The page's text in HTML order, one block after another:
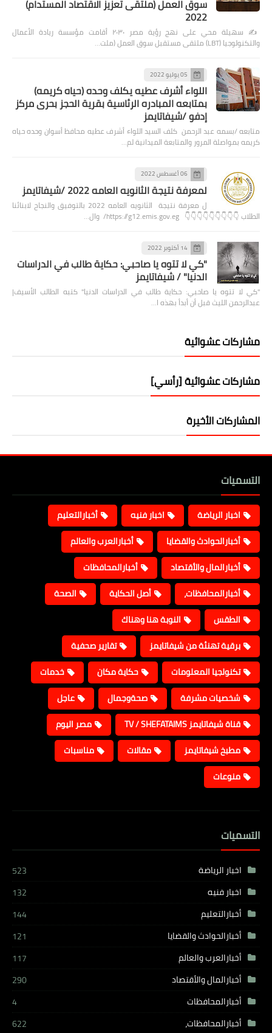
سوق العمل (ملتقى تعزيز الاقتصاد المستدام)
2022
✍️ سهيلة محي على نهج رؤية مصر ٢٠٣٠ أقامت مؤسسة ريادة الأعمال
والتكنولوجيا (LBT) ملتقى مستقبل سوق العمل (ملت…
05 يوليو 2022
اللواء أشرف عطيه يكلف وحده (حياه كريمه)
بمتابعه المبادره الرئاسية بقرية الحجز بحرى مركز
إدفو /شيفاتايمز
متابعه /بسمه عبد الرحمن كلف السيد اللواء أشرف عطيه محافظ أسوان وحده حياه
كريمه بمواصلة المرور والمتابعة الميدانية لم…
06 أغسطس 2022
لمعرفة نتيجة الثانويه العامه 2022 /شيفاتايمز
ل معرفة نتيجة الثانويه العامه 2022 بالتوفيق والنجاح لابنائنا
الطلاب 👇👇👇👇👇👇👇👇👇 https://g12.emis.gov.eg/ وال…
14 أكتوبر 2022
"كي لا تتوه يا صاحبي: حكاية طالب في الدراسات
الدنيا" / شيفاتايمز
"كي لا تتوه يا صاحبي: حكاية طالب في الدراسات الدنيا" كتبه الطالب الأسيف|
عبدالرحمن الليث قبل أن أبدأ بهذه ا…
مشاركات عشوائية
مشاركات عشوائية [رأسي]
المشاركات الأخيرة
التسميات
اخبار الرياضة اخبار فنيه
أخبارالتعليم
أخبارالحوادث والقضايا
أخبارالعرب والعالم
أخبارالمال والأقتصاد
أخبارالمحافظات
أخبارالمحافظات،
أصل الحكاية
الصحة
الطقس
النوبة هنا وهناك
برقية تهنئة من شيفاتايمز
تقارير صحفية
تكنولجيا المعلومات
حكاية مكان
خدمات
شخصيات مشرفة
صحةوجمال
عاجل
قناة شيفاتايمز TV / SHEFATAIMS
مصر اليوم
مطبخ شيفاتايمز
مقالات
مناسبات
منوعات
التسميات
اخبار الرياضة
523
اخبار فنيه
132
أخبارالتعليم
144
أخبارالحوادث والقضايا
121
أخبارالعرب والعالم
117
أخبارالمال والأقتصاد
290
أخبارالمحافظات
4
أخبارالمحافظات،
622